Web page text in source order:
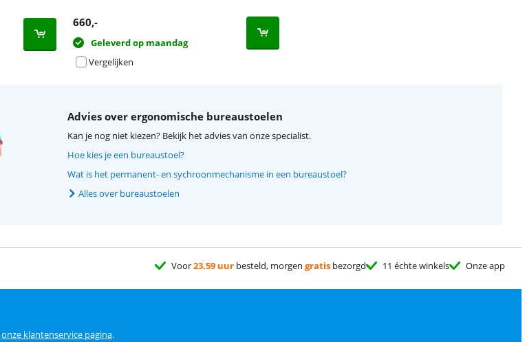
660,-
Geleverd op maandag
Vergelijken
Advies over ergonomische bureaustoelen
Kan je nog niet kiezen? Bekijk het advies van onze specialist.
Hoe kies je een bureaustoel?
Wat is het permanent- en sychroonmechanisme in een bureaustoel?
Alles over bureaustoelen
Voor23.59 uur besteld, morgen gratis bezorgd 11 échte winkels Onze app
onze klantenservice pagina.